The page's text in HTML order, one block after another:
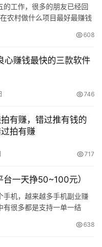
工作，很多的朋友已经回
农村做什么项目最好最赚钱
608
心赚钱最快的三款软件
746
有赚，错过推有钱的
拍有赚
717
一天挣50~100元）
手机，越来越多手机副业赚
有很多都是支持一单一结
638